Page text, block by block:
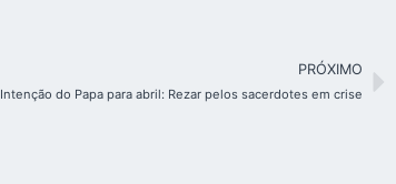
PRÓXIMO
Intenção do Papa para abril: Rezar pelos sacerdotes em crise